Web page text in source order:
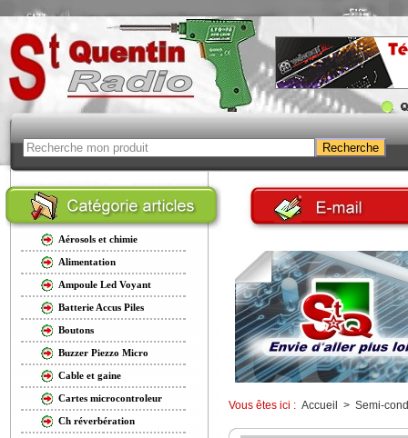
Aérosols et chimie
Alimentation
Ampoule Led Voyant
Batterie Accus Piles
Boutons
Buzzer Piezzo Micro
Cable et gaine
Cartes microcontroleur
Ch réverbération
Vous êtes ici : Accueil > Semi-